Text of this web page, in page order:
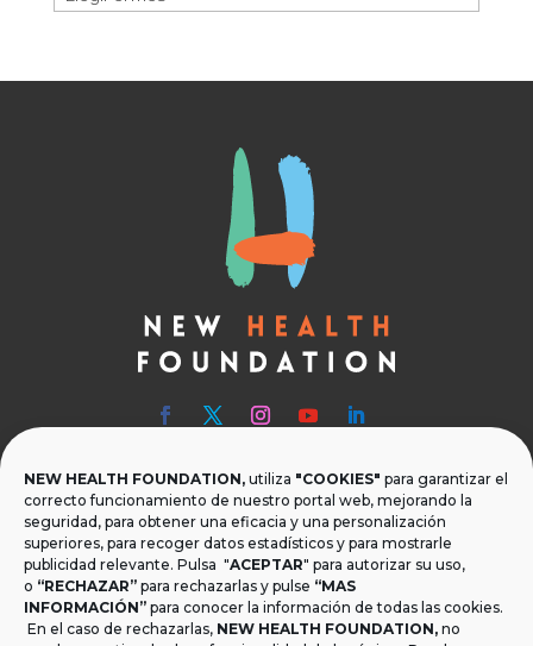
NEW HEALTH FOUNDATION, utiliza "COOKIES" para garantizar el
correcto funcionamiento de nuestro portal web, mejorando la
seguridad, para obtener una eficacia y una personalización
superiores, para recoger datos estadísticos y para mostrarle
publicidad relevante. Pulsa "ACEPTAR" para autorizar su uso,
o “RECHAZAR” para rechazarlas y pulse “MAS
INFORMACIÓN” para conocer la información de todas las cookies.
En el caso de rechazarlas, NEW HEALTH FOUNDATION, no
 Teléfono
T.+34 954 219 597
 Dónde estamos
Calle Monsalves 35 Local 2. 41001, Sevilla.